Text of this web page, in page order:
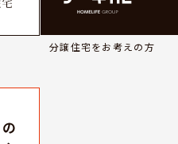
分譲住宅をお考えの方